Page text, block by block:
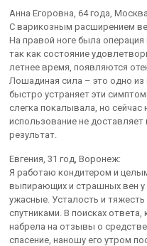
Анна Егоровна, 64 года,
С варикозным расширением
На правой ноге была операция
так как состояние
летнее время, появляются
Лошадиная сила – это одно из
быстро устраняет эти
слегка покалывала, но
использование не
результат.
Евгения, 31 год, Воронеж:
Я работаю кондитером и
выпирающих и страшных вен у
ужасные. Усталость и
спутниками. В поисках ответа,
набрела на отзывы о
спасение, наношу его утром